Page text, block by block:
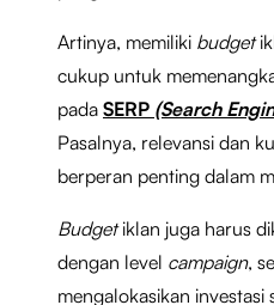
Artinya, memiliki budget
cukup untuk
pada SERP (Search
Pasalnya, relevansi dan
berperan penting dalam
Budgetiklan juga harus
dengan level campaign,
mengalokasikan investasi